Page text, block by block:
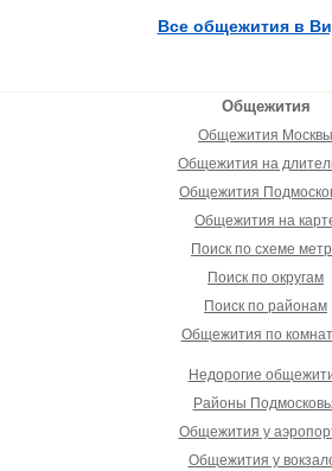
Все общежития в
Общежития
Общежития Москвы
Общежития на
Общежития
Общежития на
Поиск по схеме
Поиск по округам
Поиск по районам
Общежития по
Недорогие
Районы
Общежития у
Общежития у